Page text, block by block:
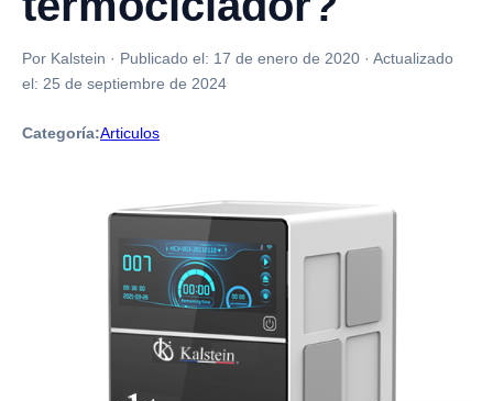
Por Kalstein · Publicado el: 17 de enero de 2020 · Actualizado
el: 25 de septiembre de 2024
Categoría:Articulos